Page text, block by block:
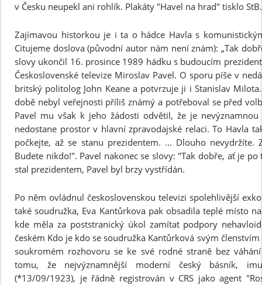
v Česku neupekl ani rohlík. Plakáty "Havel na hrad" tisklo StB.
Zajímavou historkou je i ta o hádce Havla s
Citujeme doslova (původní autor nám není znám): „Tak
slovy ukončil 16. prosince 1989 hádku s budoucím
Československé televize Miroslav Pavel. O sporu píše v
britský politolog John Keane a potvrzuje ji i Stanislav
době nebyl veřejnosti příliš známý a potřeboval se před
Pavel mu však k jeho žádosti odvětil, že je
nedostane prostor v hlavní zpravodajské relaci. To Havla
počkejte, až se stanu prezidentem. ... Dlouho nevydržíte.
Budete nikdo!". Pavel nakonec se slovy: "Tak dobře, ať je
stal prezidentem, Pavel byl brzy vystřídán.
Po něm ovládnul československou televizi spolehlivější
také soudružka, Eva Kantůrkova pak obsadila teplé místo
kde měla za poststranický úkol zamítat podpory
českém Kdo je kdo se soudružka Kantůrková svým
soukromém rozhovoru se ke své rodné straně bez
tomu, že nejvýznamnější moderní český básník,
(*13/09/1923), je řádně registrován v CRS jako agent